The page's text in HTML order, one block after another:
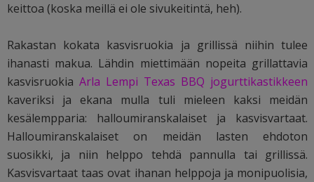
keittoa (koska meillä ei ole sivukeitintä, heh).
Rakastan kokata kasvisruokia ja grillissä niihin tulee
ihanasti makua. Lähdin miettimään nopeita grillattavia
kasvisruokiaArla Lempi Texas BBQ jogurttikastikkeen
kaveriksi ja ekana mulla tuli mieleen kaksi meidän
kesälempparia: halloumiranskalaiset ja kasvisvartaat.
Halloumiranskalaiset on meidän lasten ehdoton
suosikki, ja niin helppo tehdä pannulla tai grillissä.
Kasvisvartaat taas ovat ihanan helppoja ja monipuolisia,